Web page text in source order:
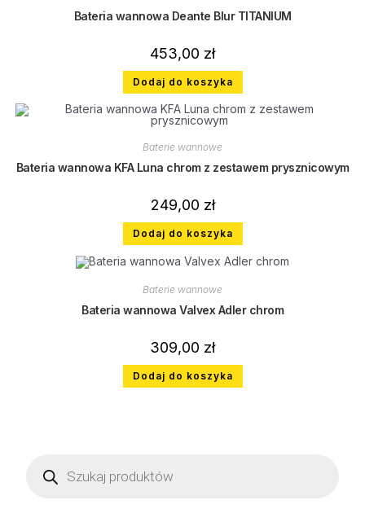
Bateria wannowa Deante Blur TITANIUM
453,00 zł
Dodaj do koszyka
Baterie wannowe
Bateria wannowa KFA Luna chrom z zestawem prysznicowym
249,00 zł
Dodaj do koszyka
Baterie wannowe
Bateria wannowa Valvex Adler chrom
309,00 zł
Dodaj do koszyka